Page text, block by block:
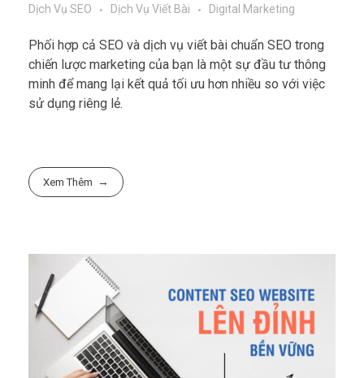
Dịch Vụ SEO
Dịch Vụ Viết Bài Digital Marketing
Phối hợp cả SEO và dịch vụ viết bài chuẩn SEO trong
chiến lược marketing của bạn là một sự đầu tư thông
minh để mang lại kết quả tối ưu hơn nhiều so với việc
sử dụng riêng lẻ.
Xem Thêm